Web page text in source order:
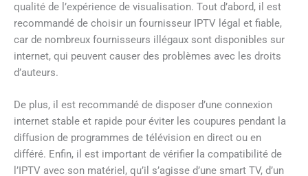
qualité de l’expérience de visualisation. Tout d’abord, il est
recommandé de choisir un fournisseur IPTV légal et fiable,
car de nombreux fournisseurs illégaux sont disponibles sur
internet, qui peuvent causer des problèmes avec les droits
d’auteurs.
De plus, il est recommandé de disposer d’une connexion
internet stable et rapide pour éviter les coupures pendant la
diffusion de programmes de télévision en direct ou en
différé. Enfin, il est important de vérifier la compatibilité de
l’IPTV avec son matériel, qu’il s’agisse d’une smart TV, d’un